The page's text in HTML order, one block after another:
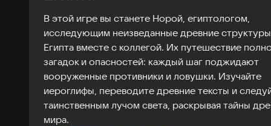
В этой игре вы станете Норой, египтологом,
исследующим неизведанные древние структуры
Египта вместе с коллегой. Их путешествие
загадок и опасностей: каждый шаг поджидают
вооруженные противники и ловушки. Изучайте
иероглифы, переводите древние тексты и
таинственным лучом света, раскрывая тайны
мира.